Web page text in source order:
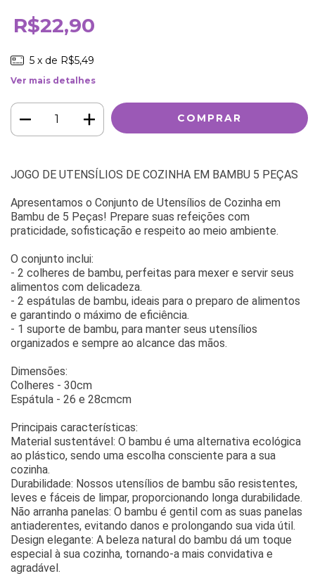
R$22,90
5 x de R$5,49
Ver mais detalhes
JOGO DE UTENSÍLIOS DE COZINHA EM BAMBU 5 PEÇAS
Apresentamos o Conjunto de Utensílios de Cozinha em
Bambu de 5 Peças! Prepare suas refeições com
praticidade, sofisticação e respeito ao meio ambiente.
O conjunto inclui:
- 2 colheres de bambu, perfeitas para mexer e servir seus
alimentos com delicadeza.
- 2 espátulas de bambu, ideais para o preparo de alimentos
e garantindo o máximo de eficiência.
- 1 suporte de bambu, para manter seus utensílios
organizados e sempre ao alcance das mãos.
Dimensões:
Colheres - 30cm
Espátula - 26 e 28cmcm
Principais características:
Material sustentável: O bambu é uma alternativa ecológica
ao plástico, sendo uma escolha consciente para a sua
cozinha.
Durabilidade: Nossos utensílios de bambu são resistentes,
leves e fáceis de limpar, proporcionando longa durabilidade.
Não arranha panelas: O bambu é gentil com as suas panelas
antiaderentes, evitando danos e prolongando sua vida útil.
Design elegante: A beleza natural do bambu dá um toque
especial à sua cozinha, tornando-a mais convidativa e
agradável.